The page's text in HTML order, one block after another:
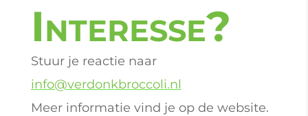
Interesse?
Stuur je reactie naar
info@verdonkbroccoli.nl
Meer informatie vind je op de website.